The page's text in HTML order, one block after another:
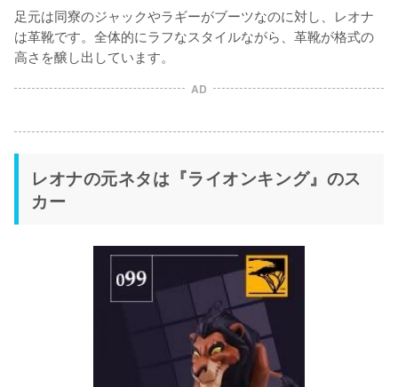
足元は同寮のジャックやラギーがブーツなのに対し、レオナ
は革靴です。全体的にラフなスタイルながら、革靴が格式の
高さを醸し出しています。
AD
レオナの元ネタは『ライオンキング』のス
カー